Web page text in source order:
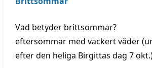
Vad betyder brittsommar?
eftersommar med vackertväder(
efter den heliga Birgittas dag 7